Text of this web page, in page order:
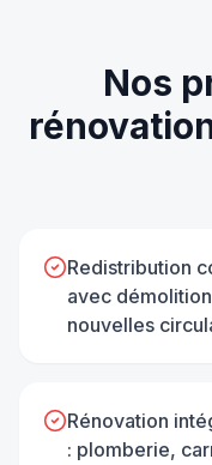
Nos
Redistribution
avec
nouvelles
Rénovation
: plomberie,